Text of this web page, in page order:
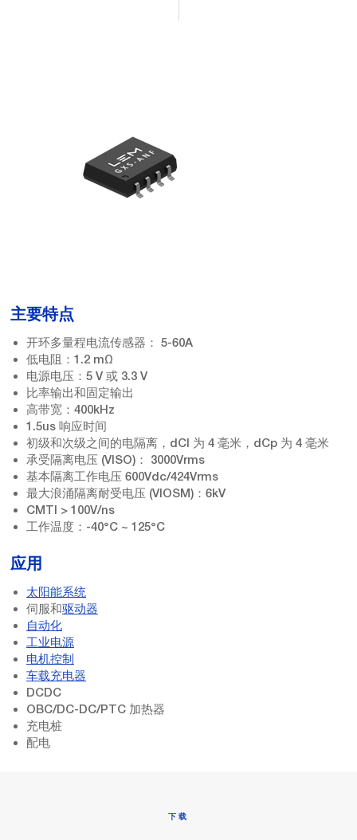
主要特点
开环多量程电流传感器： 5-60A
低电阻：1.2 mΩ
电源电压：5 V 或 3.3 V
比率输出和固定输出
高带宽：400kHz
1.5us 响应时间
初级和次级之间的电隔离，dCI 为 4 毫米，dCp 为 4 毫米
承受隔离电压 (VISO)： 3000Vrms
基本隔离工作电压 600Vdc/424Vrms
最大浪涌隔离耐受电压 (VIOSM)：6kV
CMTI > 100V/ns
工作温度：-40°C ~ 125°C
应用
太阳能系统
伺服和驱动器
自动化
工业电源
电机控制
车载充电器
DCDC
OBC/DC-DC/PTC 加热器
充电桩
配电
下载